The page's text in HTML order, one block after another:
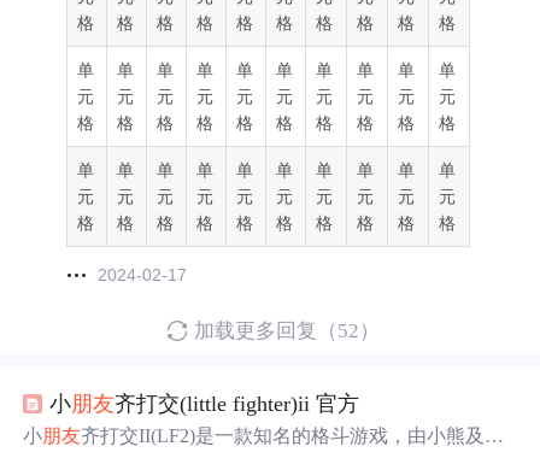
格
格
格
格
格
格
格
格
格
格
单
元
格
单
元
格
单
元
格
单
元
格
单
元
格
单
元
格
单
元
格
单
元
格
单
元
格
单
元
格
单
元
格
单
元
格
单
元
格
单
元
格
单
元
格
单
元
格
单
元
格
单
元
格
单
元
格
单
元
格
2024-02-17
加载更多回复（52）
小朋友齐打交(little fighter)ii 官方
小朋友齐打交II(LF2)是一款知名的格斗游戏，由小熊及浩